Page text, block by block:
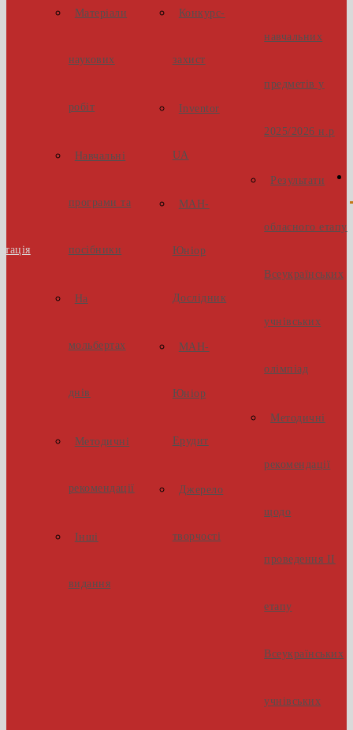
Матеріали
наукових
робіт
Навчальні
програми та
посібники
На
мольбертах
днів
Методичні
рекомендації
Інші
видання
Конкурс-
захист
Inventor
UA
МАН-
Юніор
Дослідник
МАН-
Юніор
Ерудит
Джерело
творчості
навчальних
предметів у
2025/2026 н.р
Результати
обласного етапу
Всеукраїнських
учнівських
олімпіад
Методичні
рекомендації
щодо
проведення ІІ
етапу
Всеукраїнських
учнівських